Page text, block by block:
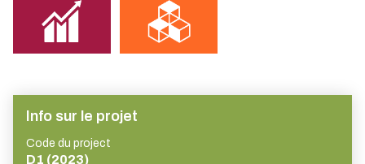
Info sur le projet
Code du project
D1 (2023)